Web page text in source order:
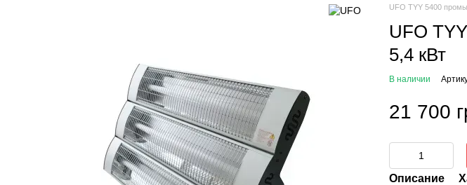
UFO TYY 5400
UFO
5,4 кВт
В наличии
21 700
Описание